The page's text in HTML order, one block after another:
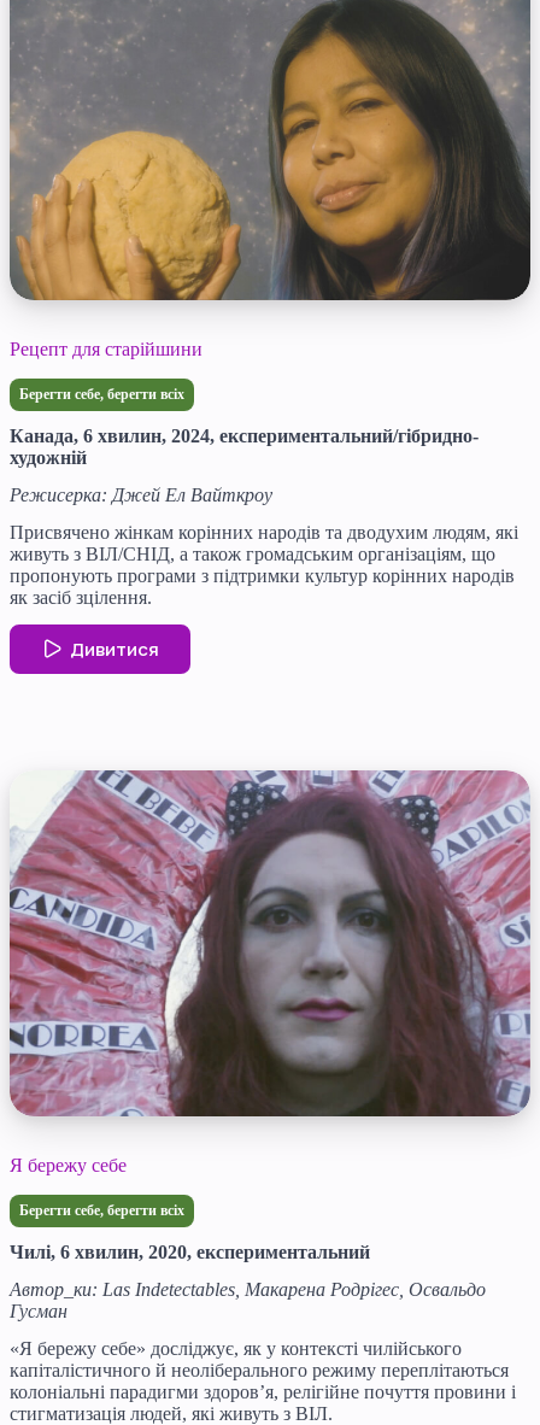
Рецепт для старійшини
Берегти себе, берегти всіх
Канада, 6 хвилин, 2024, експериментальний/гібридно-
художній
Режисерка: Джей Ел Вайткроу
Присвячено жінкам корінних народів та дводухим людям, які
живуть з ВІЛ/СНІД, а також громадським організаціям, що
пропонують програми з підтримки культур корінних народів
як засіб зцілення.
Дивитися
Я бережу себе
Берегти себе, берегти всіх
Чилі, 6 хвилин, 2020, експериментальний
Автор_ки: Las Indetectables, Макарена Родрігес, Освальдо
Гусман
«Я бережу себе» досліджує, як у контексті чилійського
капіталістичного й неоліберального режиму переплітаються
колоніальні парадигми здоров’я, релігійне почуття провини і
стигматизація людей, які живуть з ВІЛ.